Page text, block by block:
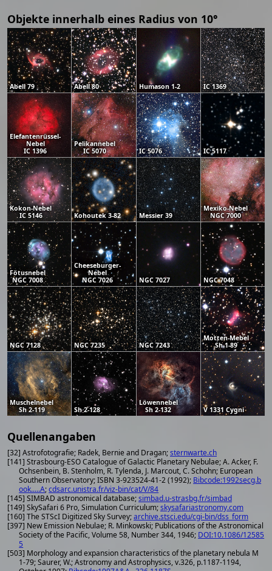
Objekte innerhalb eines Radius von 10°
Abell 79 Abell 80 Humason 1-2 IC 1369
Elefantenrüssel-
Nebel
IC 1396
Pelikannebel
IC 5070
IC 5076 IC 5117
Kokon-Nebel
IC 5146
Kohoutek 3-82 Messier 39
Mexiko-Nebel
NGC 7000
Fötusnebel
NGC 7008
Cheeseburger-
Nebel
NGC 7026
NGC 7027 NGC 7048
NGC 7128 NGC 7235 NGC 7243
Motten-Mebel
Sh 1-89
Muschelnebel
Sh 2-119
Sh 2-128
Löwennebel
Sh 2-132
V 1331 Cygni
Quellenangaben
[32] Astrofotografie; Radek, Bernie and Dragan;sternwarte.ch
[141] Strasbourg-ESO Catalogue of Galactic Planetary Nebulae; A. Acker, F.
Ochsenbein, B. Stenholm, R. Tylenda, J. Marcout, C. Schohn; European
Southern Observatory; ISBN 3-923524-41-2 (1992); Bibcode:1992secg.b
ook.....A;cdsarc.unistra.fr/viz-bin/cat/V/84
[145] SIMBAD astronomical database;simbad.u-strasbg.fr/simbad
[149] SkySafari 6 Pro, Simulation Curriculum;skysafariastronomy.com
[160] The STScI Digitized Sky Survey;archive.stsci.edu/cgi-bin/dss_form
[397] New Emission Nebulae; R. Minkowski; Publications of the Astronomical
Society of the Pacific, Volume 58, Number 344, 1946; DOI:10.1086/12585
5
[503] Morphology and expansion characteristics of the planetary nebula M
1-79; Saurer, W.; Astronomy and Astrophysics, v.326, p.1187-1194,